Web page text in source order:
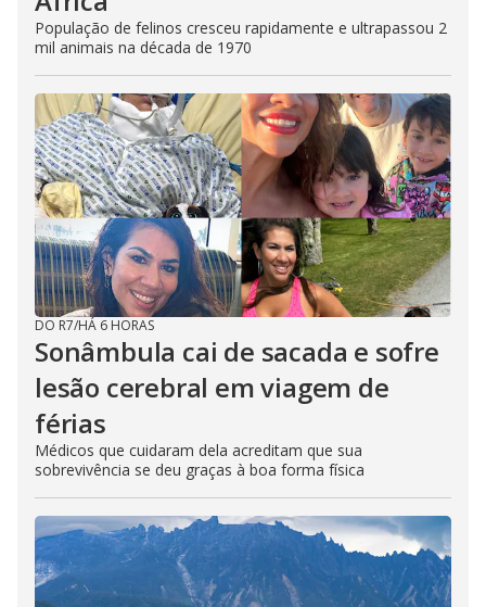
População de felinos cresceu rapidamente e ultrapassou 2
mil animais na década de 1970
DO R7/HÁ 6 HORAS
Sonâmbula cai de sacada e sofre
lesão cerebral em viagem de
férias
Médicos que cuidaram dela acreditam que sua
sobrevivência se deu graças à boa forma física